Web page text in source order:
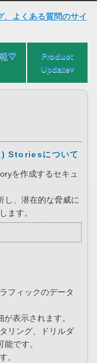
報⛛
Product
Update▾
Storiesについて
を作成するセキュ
し、潜在的な脅威に
ます。
フィックのデータ
表示されます。
リング、ドリルダ
です。
。